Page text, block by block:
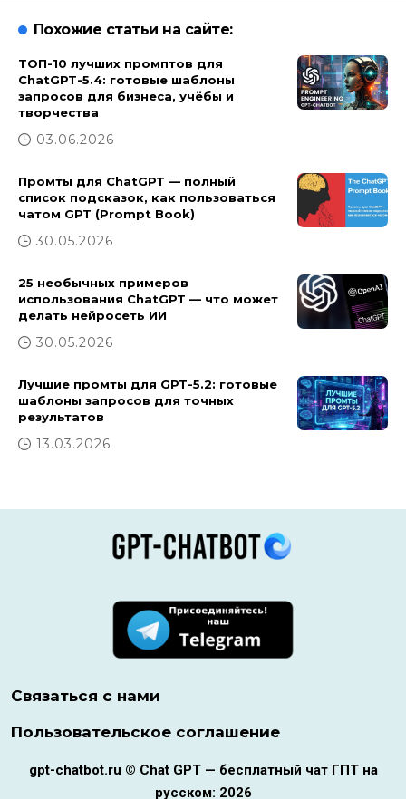
Похожие статьи на сайте:
ТОП-10 лучших промптов для
ChatGPT-5.4: готовые шаблоны
запросов для бизнеса, учёбы и
творчества
03.06.2026
Промты для СhatGPT — полный
список подсказок, как пользоваться
чатом GPT (Prompt Book)
30.05.2026
25 необычных примеров
использования ChatGPT — что может
делать нейросеть ИИ
30.05.2026
Лучшие промты для GPT-5.2: готовые
шаблоны запросов для точных
результатов
13.03.2026
Связаться с нами
Пользовательское соглашение
gpt-chatbot.ru © Chat GPT — бесплатный чат ГПТ на
русском: 2026